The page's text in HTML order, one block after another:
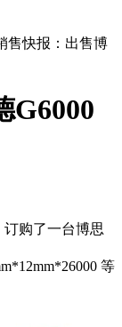
售快报：出售博
G6000
购了一台博思
等